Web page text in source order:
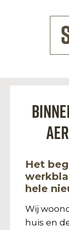
Het
hele
Wij
huis en